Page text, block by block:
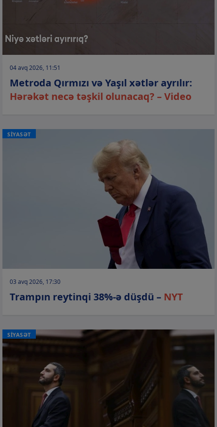
04 avq 2026, 11:51
Metroda Qırmızı və Yaşıl xətlər ayrılır:
Hərəkət necə təşkil olunacaq? – Video
SİYASƏT
03 avq 2026, 17:30
Trampın reytinqi 38%-ə düşdü – NYT
SİYASƏT